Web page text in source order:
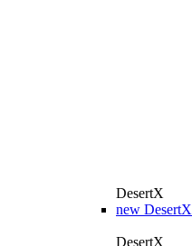
DesertX
new DesertX
DesertX